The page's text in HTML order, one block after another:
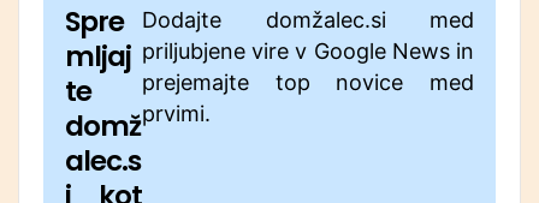
Spre
mljaj
te
domž
alec.s
Dodajte domžalec.si med
priljubjene vire v Google News in
prejemajte top novice med
prvimi.